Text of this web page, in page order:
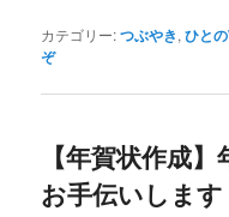
カテゴリー:つぶやき,ひと
ぞ
【年賀状作成
お手伝いします